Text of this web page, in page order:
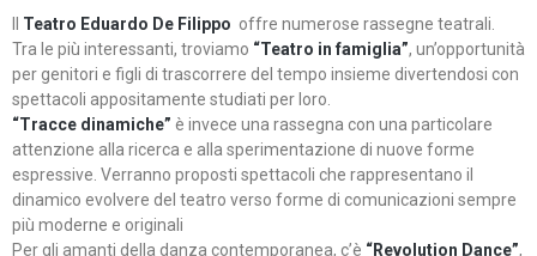
Teatro Eduardo De Filippo offre numerose rassegne teatrali.
Tra le più interessanti, troviamo “Teatro in famiglia”, un’opportunità
per genitori e figli di trascorrere del tempo insieme divertendosi con
spettacoli appositamente studiati per loro.
“Tracce dinamiche” è invece una rassegna con una particolare
attenzione alla ricerca e alla sperimentazione di nuove forme
espressive. Verranno proposti spettacoli che rappresentano il
dinamico evolvere del teatro verso forme di comunicazioni sempre
più moderne e originali
Per gli amanti della danza contemporanea, c’è “Revolution Dance”,